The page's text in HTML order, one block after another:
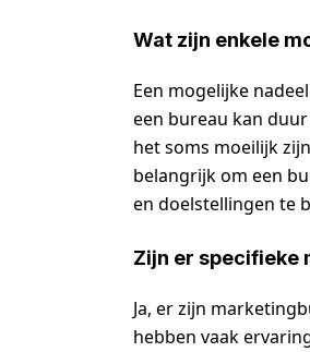
Wat zijn enkele
Een mogelijke
een bureau kan
het soms moeilijk
belangrijk om een
en doelstellingen te
Zijn er specifieke
Ja, er zijn
hebben vaak